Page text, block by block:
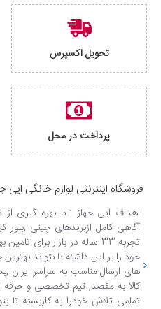
تحویل اکسپرس
پرداخت در محل
فروشگاه اینترنتی لوازم خانگی ایی
اهداف ایی جهاز : با بهره گیری
آگاهی کامل ازبرندهای چینی
تجربه 33 ساله در بازار
خود را بر این داشته تا بتواند
های ارسال مناسب به سراسر ایران
کالا به مقصد, تیم تخصصی و
تمامی تلاش خودرا به کاربسته تا